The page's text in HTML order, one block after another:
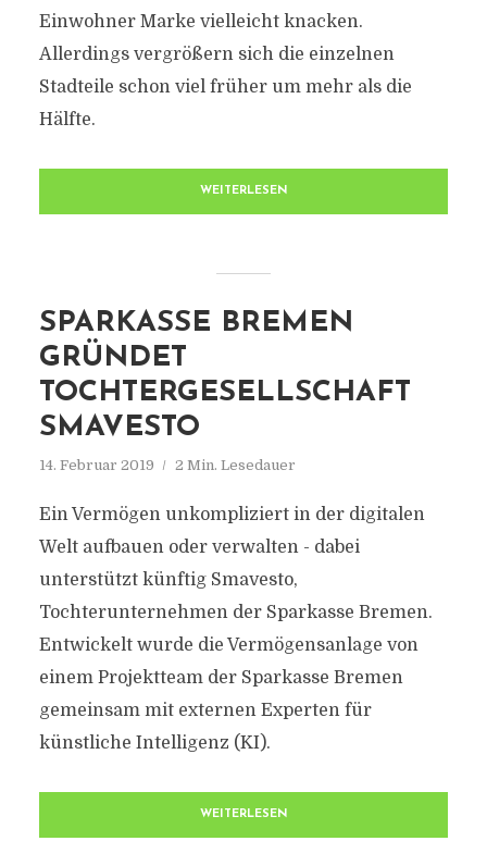
Einwohner Marke vielleicht knacken.
Allerdings vergrößern sich die einzelnen
Stadteile schon viel früher um mehr als die
Hälfte.
WEITERLESEN
SPARKASSE BREMEN
GRÜNDET
TOCHTERGESELLSCHAFT
SMAVESTO
14. Februar 2019 2 Min. Lesedauer
Ein Vermögen unkompliziert in der digitalen
Welt aufbauen oder verwalten - dabei
unterstützt künftig Smavesto,
Tochterunternehmen der Sparkasse Bremen.
Entwickelt wurde die Vermögensanlage von
einem Projektteam der Sparkasse Bremen
gemeinsam mit externen Experten für
künstliche Intelligenz (KI).
WEITERLESEN